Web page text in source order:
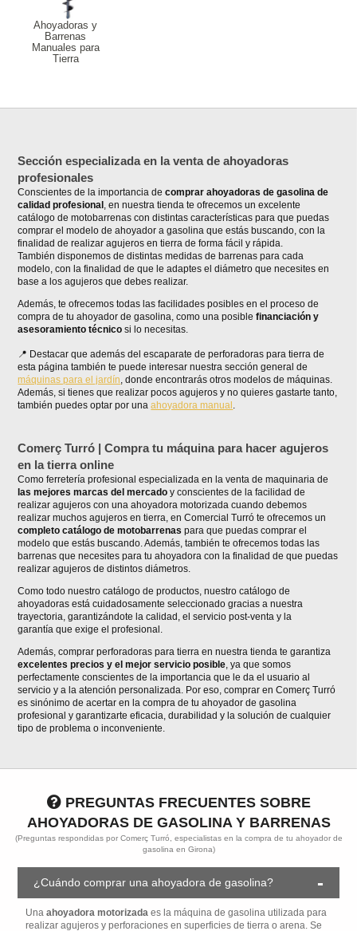
Ahoyadoras y
Barrenas
Manuales para
Tierra
Sección especializada en la venta de ahoyadoras
profesionales
Conscientes de la importancia decomprar ahoyadoras de gasolina de
calidad profesional , en nuestra tienda te ofrecemos un excelente
catálogo de motobarrenas con distintas características para que puedas
comprar el modelo de ahoyador a gasolina que estás buscando, con la
finalidad de realizar agujeros en tierra de forma fácil y rápida.
También disponemos de distintas medidas de barrenas para cada
modelo, con la finalidad de que le adaptes el diámetro que necesites en
base a los agujeros que debes realizar.
Además, te ofrecemos todas las facilidades posibles en el proceso de
compra de tu ahoyador de gasolina, como una posiblefinanciación y
asesoramiento técnico si lo necesitas.
Destacar que además del escaparate de perforadoras para tierra de
esta página también te puede interesar nuestra sección general de
máquinas para el jardín, donde encontrarás otros modelos de máquinas.
Además, si tienes que realizar pocos agujeros y no quieres gastarte tanto,
también puedes optar por unaahoyadora manual .
Comerç Turró | Compra tu máquina para hacer agujeros
en la tierra online
Como ferretería profesional especializada en la venta de maquinaria de
las mejores marcas del mercadoy conscientes de la facilidad de
realizar agujeros con una ahoyadora motorizada cuando debemos
realizar muchos agujeros en tierra, en Comercial Turró te ofrecemos un
completo catálogo de motobarrenaspara que puedas comprar el
modelo que estás buscando. Además, también te ofrecemos todas las
barrenas que necesites para tu ahoyadora con la finalidad de que puedas
realizar agujeros de distintos diámetros.
Como todo nuestro catálogo de productos, nuestro catálogo de
ahoyadoras está cuidadosamente seleccionado gracias a nuestra
trayectoria, garantizándote la calidad, el servicio post-venta y la
garantía que exige el profesional.
Además, comprar perforadoras para tierra en nuestra tienda te garantiza
excelentes precios y el mejor servicio posible, ya que somos
perfectamente conscientes de la importancia que le da el usuario al
servicio y a la atención personalizada. Por eso, comprar en Comerç Turró
es sinónimo de acertar en la compra de tu ahoyador de gasolina
profesional y garantizarte eficacia, durabilidad y la solución de cualquier
tipo de problema o inconveniente.
PREGUNTAS FRECUENTES SOBRE
AHOYADORAS DE GASOLINA Y BARRENAS
(Preguntas respondidas por Comerç Turró, especialistas en la compra de tu ahoyador de
gasolina en Girona)
¿Cuándo comprar una ahoyadora de gasolina?
Unaahoyadora motorizada es la máquina de gasolina utilizada para
realizar agujeros y perforaciones en superficies de tierra o arena. Se